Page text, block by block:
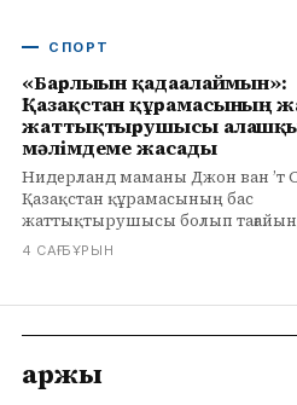
СПОРТ
«Барлығын қадағалаймын»:
Қазақстан құрамасының
жаттықтырушысы
мәлімдеме жасады
Нидерланд маманы Джон ван ’т
Қазақстан құрамасының бас
жаттықтырушысы болып
кейін алғашқы мәлімдеме жасады,
4 САҒ БҰРЫН
Қаржы